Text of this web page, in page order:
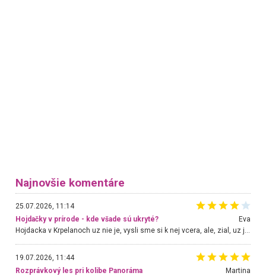
Najnovšie komentáre
25.07.2026, 11:14
Hojdačky v prírode - kde všade sú ukryté?
Eva
Hojdacka v Krpelanoch uz nie je, vysli sme si k nej vcera, ale, zial, uz je znicena. Ak sem planujete cestu len kvoli hojdacke, mozete si ju usetrit. Krasny vyhlad je tu vsak aj bez hojdacky :-)
19.07.2026, 11:44
Rozprávkový les pri kolibe Panoráma
Martina